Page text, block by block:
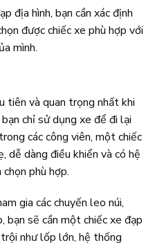
địa hình, bạn cần xác định
được chiếc xe phù hợp với
mình.
tiên và quan trọng nhất khi
chỉ sử dụng xe để đi lại
các công viên, một chiếc
dễ dàng điều khiển và có hệ
phù hợp.
gia các chuyến leo núi,
bạn sẽ cần một chiếc xe đạp
như lốp lớn, hệ thống